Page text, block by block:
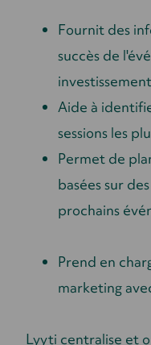
Fournit des
succès de
investissement
Aide à
sessions les
Permet de
basées sur
prochains
Prend en
marketing
Lyyti centralise et